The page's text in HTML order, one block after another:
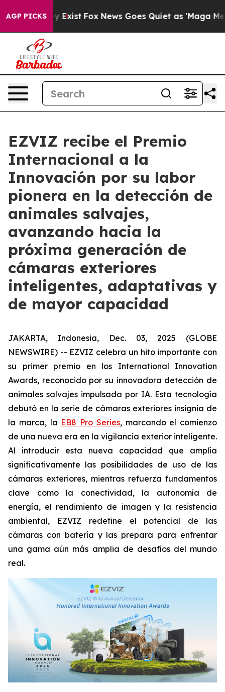
AGP PICKS
They Exist Fox News Goes Quiet as 'Maga Media
EZVIZ recibe el Premio
Internacional a la
Innovación por su labor
pionera en la detección de
animales salvajes,
avanzando hacia la
próxima generación de
cámaras exteriores
inteligentes, adaptativas y
de mayor capacidad
JAKARTA, Indonesia, Dec. 03, 2025 (GLOBE
NEWSWIRE) -- EZVIZ celebra un hito importante con
su primer premio en los International Innovation
Awards, reconocido por su innovadora detección de
animales salvajes impulsada por IA. Esta tecnología
debutó en la serie de cámaras exteriores insignia de
la marca, la EB8 Pro Series, marcando el comienzo
de una nueva era en la vigilancia exterior inteligente.
Al introducir esta nueva capacidad que amplía
significativamente las posibilidades de uso de las
cámaras exteriores, mientras refuerza fundamentos
clave como la conectividad, la autonomía de
energía, el rendimiento de imagen y la resistencia
ambiental, EZVIZ redefine el potencial de las
cámaras con batería y las prepara para enfrentar
una gama aún más amplia de desafíos del mundo
real.